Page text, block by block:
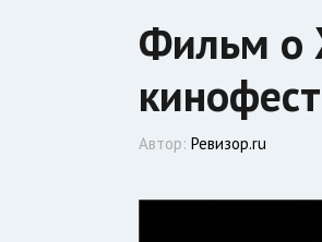
Фильм о
Автор:Ревизор.ru